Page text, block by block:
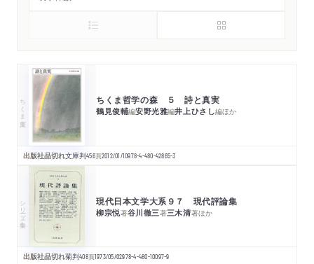
ちくま文庫 ちくま哲学の森 ５ 詩と真実
鶴見俊輔編安野光雅編井上ひさし編ほか
出版社品切れ文庫判456頁2012/01/10978-4-480-42865-3
シリーズ・全集 現代日本文学大系９７ 現代評論集
柳宗悦著谷川徹三著三木清著ほか
出版社品切れ菊判408頁1973/05/02978-4-480-10097-9